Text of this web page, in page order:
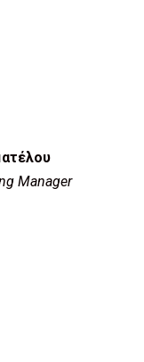
Manager